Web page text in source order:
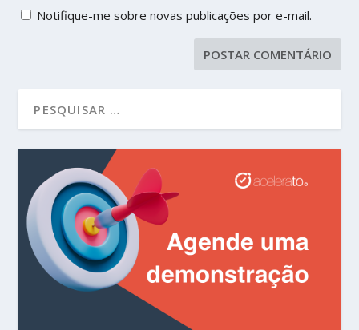
Notifique-me sobre novas publicações por e-mail.